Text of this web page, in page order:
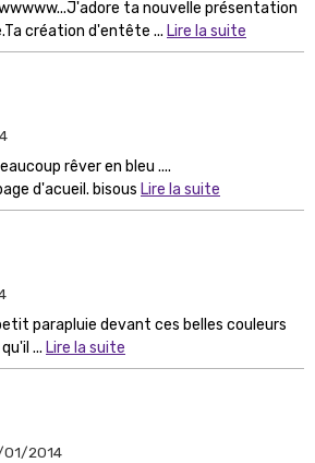
ta nouvelle présentation
création d'entête ... Lire la suite
rêver en bleu ....
d'acueil. bisous Lire la suite
parapluie devant ces belles couleurs
... Lire la suite
01/2014